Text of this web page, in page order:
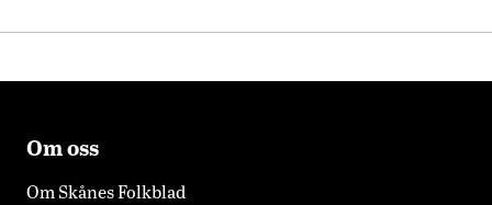
Om oss
Om Skånes Folkblad